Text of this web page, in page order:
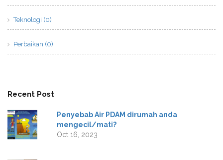
Teknologi (0)
Perbaikan (0)
Recent Post
Penyebab Air PDAM dirumah anda
mengecil/mati?
Oct 16, 2023